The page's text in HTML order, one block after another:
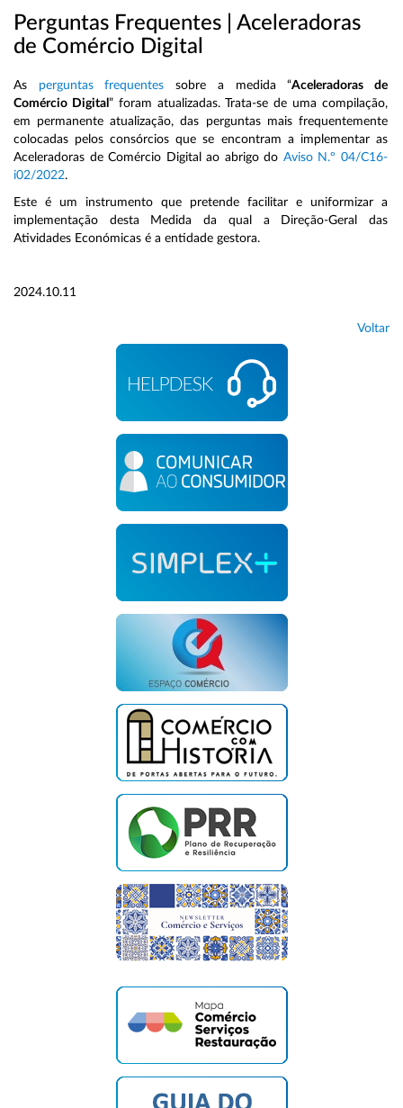
Perguntas Frequentes | Aceleradoras
de Comércio Digital
As perguntas frequentes sobre a medida “Aceleradoras de
Comércio Digital ” foram atualizadas. Trata-se de uma compilação,
em permanente atualização, das perguntas mais frequentemente
colocadas pelos consórcios que se encontram a implementar as
Aceleradoras de Comércio Digital ao abrigo do Aviso N.º 04/C16-
i02/2022.
Este é um instrumento que pretende facilitar e uniformizar a
implementação desta Medida da qual a Direção-Geral das
Atividades Económicas é a entidade gestora.
2024.10.11
Voltar